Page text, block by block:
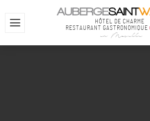
HÔTEL DE CHARME
RESTAURANT GASTRONOMIQUE
en Moselle